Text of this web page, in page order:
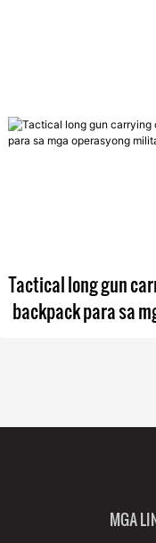
Tactical long gun
backpack para sa
MGA